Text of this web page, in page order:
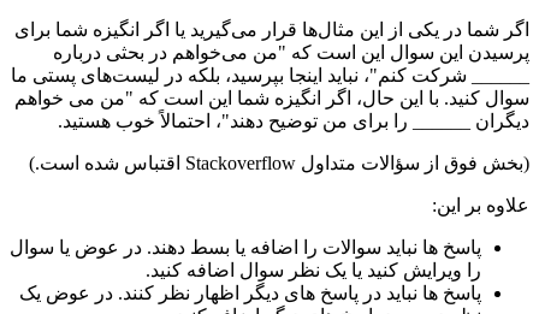
اگر شما در یکی از این مثال‌ها قرار می‌گیرید یا اگر انگیزه شما برای
پرسیدن این سوال این است که "من می‌خواهم در بحثی درباره
______ شرکت کنم"، نباید اینجا بپرسید، بلکه در لیست‌های پستی ما
سوال کنید. با این حال، اگر انگیزه شما این است که "من می خواهم
دیگران ______ را برای من توضیح دهند"، احتمالاً خوب هستید.
(بخش فوق از سؤالات متداول Stackoverflow اقتباس شده است.)
علاوه بر این:
پاسخ ها نباید سوالات را اضافه یا بسط دهند. در عوض یا سوال
را ویرایش کنید یا یک نظر سوال اضافه کنید.
پاسخ ها نباید در پاسخ های دیگر اظهار نظر کنند. در عوض یک